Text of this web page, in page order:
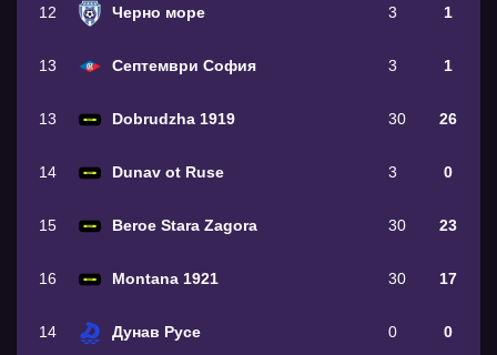
12 Черно море 3 1
13 Септември София 3 1
13 Dobrudzha 1919 30 26
14 Dunav ot Ruse 3 0
15 Beroe Stara Zagora 30 23
16 Montana 1921 30 17
14 Дунав Русе 0 0